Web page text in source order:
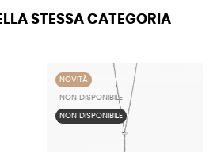
STESSA CATEGORIA
NOVITÀ
NON DISPONIBILE
NON DISPONIBILE